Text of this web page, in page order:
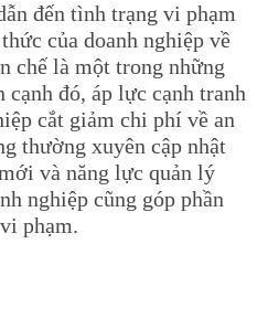
đến tình trạng vi phạm
của doanh nghiệp về
chế là một trong những
cạnh đó, áp lực cạnh tranh
cắt giảm chi phí về an
thường xuyên cập nhật
và năng lực quản lý
nghiệp cũng góp phần
phạm.